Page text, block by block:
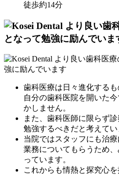
徒歩約14分
歯科医療は日々進化するも
自分の歯科医院を開いた
かしません。
また、歯科医師に限らず
勉強するべきだと考えてい
当院ではスタッフにも治
業務についてもらうため
っています。
これからも情熱と探究心